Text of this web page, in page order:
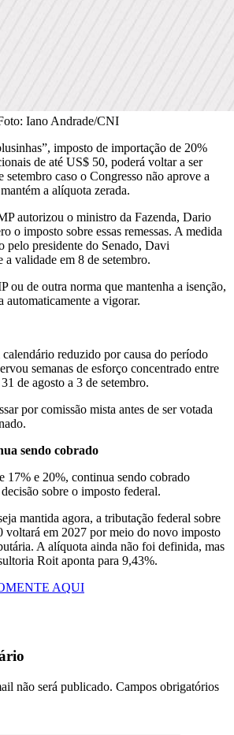
Iano Andrade/CNI
imposto de importação de 20%
de até US$ 50, poderá voltar a ser
setembro caso o Congresso não aprove a
a alíquota zerada.
autorizou o ministro da Fazenda, Dario
o imposto sobre essas remessas. A medida
pelo presidente do Senado, Davi
validade em 8 de setembro.
ou de outra norma que mantenha a isenção,
automaticamente a vigorar.
reduzido por causa do período
semanas de esforço concentrado entre
de agosto a 3 de setembro.
por comissão mista antes de ser votada
sendo cobrado
17% e 20%, continua sendo cobrado
sobre o imposto federal.
mantida agora, a tributação federal sobre
voltará em 2027 por meio do novo imposto
A alíquota ainda não foi definida, mas
Roit aponta para 9,43%.
AQUI
não será publicado. Campos obrigatórios